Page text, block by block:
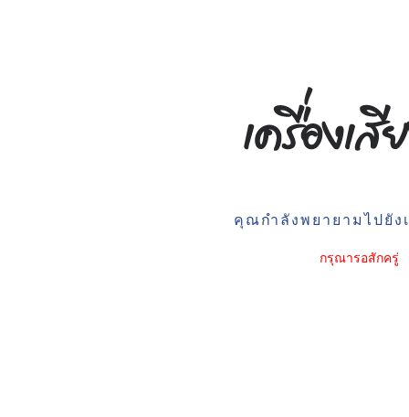
คุณกำลังพยายามไปยัง
กรุณารอสักครู่